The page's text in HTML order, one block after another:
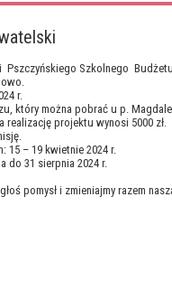
Pszczyńskiego Szkolnego
r.
który można pobrać u p.
realizację projektu wynosi 5000 zł.
15 – 19 kwietnie 2024 r.
do 31 sierpnia 2024 r.
pomysł i zmieniajmy razem